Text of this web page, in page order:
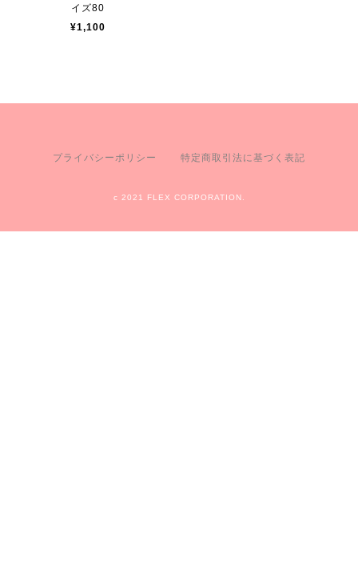
イズ80
¥1,100
プライバシーポリシー 特定商取引法に基づく表記
c 2021 FLEX CORPORATION.